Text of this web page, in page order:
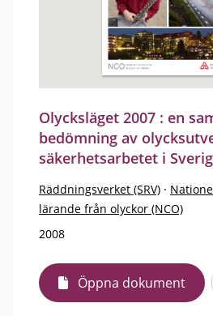
Olycksläget 2007 : en
bedömning av
säkerhetsarbetet i
Räddningsverket (SRV) ·
lärande från olyckor (NCO)
2008
Öppna dokument